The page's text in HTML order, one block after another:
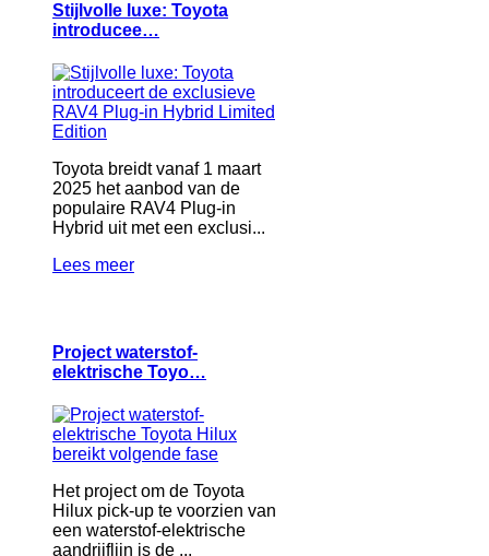
Stijlvolle luxe: Toyota
introducee…
Toyota breidt vanaf 1 maart
2025 het aanbod van de
populaire RAV4 Plug-in
Hybrid uit met een exclusi...
Lees meer
Project waterstof-
elektrische Toyo…
Het project om de Toyota
Hilux pick-up te voorzien van
een waterstof-elektrische
aandrijflijn is de ...